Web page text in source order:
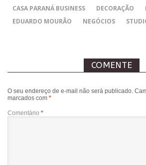
CASA PARANÁ BUSINESS
DECORAÇÃO
EDUARDO MOURÃO
NEGÓCIOS
COMENTE
O seu endereço de e-mail não será publicado.
marcados com *
Comentário *